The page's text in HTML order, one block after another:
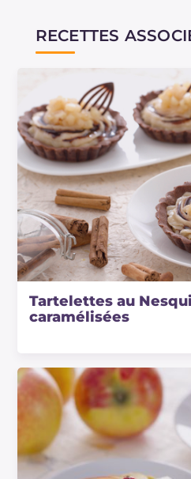
RECETTES
Tartelettes au
caramélisées